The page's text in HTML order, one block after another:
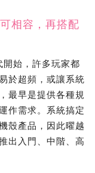
相容，再搭配
始，許多玩家都
於超頻，或讓系統
最早是提供各種規
作需求。系統搞定
殼產品，因此曜越
出入門、中階、高